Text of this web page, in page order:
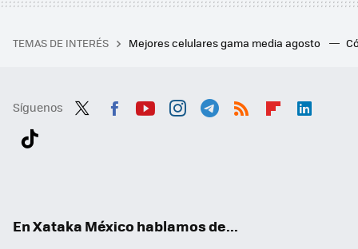
TEMAS DE INTERÉS Mejores celulares gama media agosto
Síguenos
En Xataka México hablamos de...